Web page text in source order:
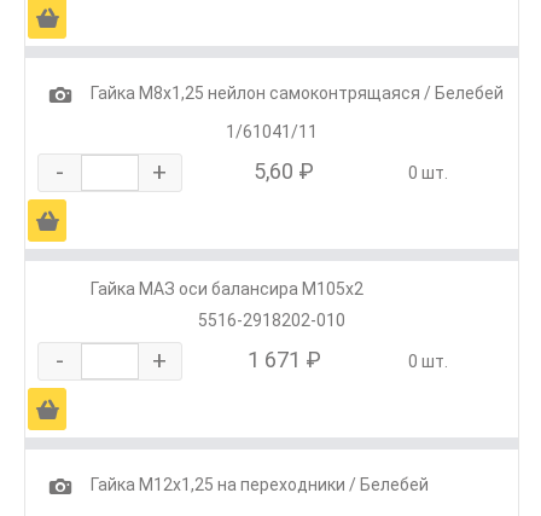
Ä
1
Гайка М8х1,25 нейлон самоконтрящаяся / Белебей
1/61041/11
- + 5,60 ₽ 0 шт.
Ä
Гайка МАЗ оси балансира М105х2
5516-2918202-010
- + 1 671 ₽ 0 шт.
Ä
1
Гайка М12х1,25 на переходники / Белебей